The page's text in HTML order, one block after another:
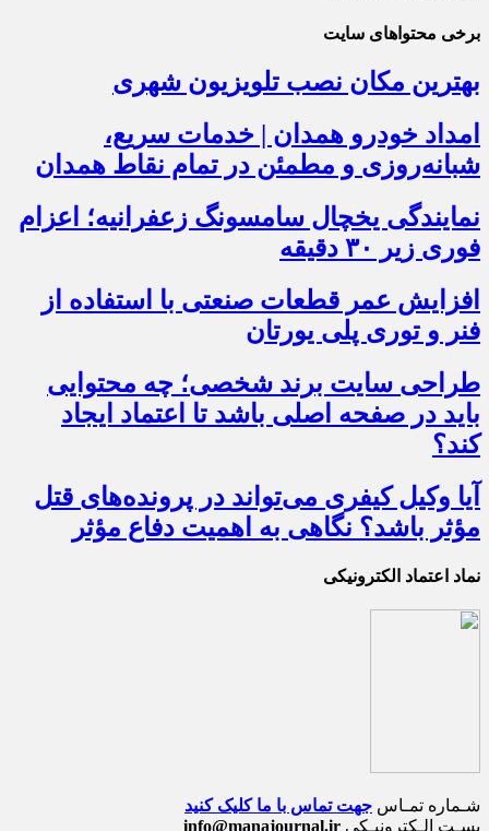
برخی محتواهای سایت
بهترین مکان نصب تلویزیون شهری
امداد خودرو همدان | خدمات سریع،
شبانه‌روزی و مطمئن در تمام نقاط همدان
نمایندگی یخچال سامسونگ زعفرانیه؛ اعزام
فوری زیر ۳۰ دقیقه
افزایش عمر قطعات صنعتی با استفاده از
فنر و توری پلی یورتان
طراحی سایت برند شخصی؛ چه محتوایی
باید در صفحه اصلی باشد تا اعتماد ایجاد
کند؟
آیا وکیل کیفری می‌تواند در پرونده‌های قتل
مؤثر باشد؟ نگاهی به اهمیت دفاع مؤثر
نماد اعتماد الکترونیکی
شـماره تمـاس جهت تماس با ما کلیک کنید
پسـت الـکترونیـکی info@manajournal.ir